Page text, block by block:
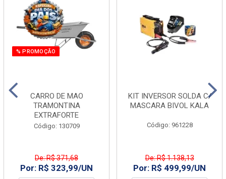
% PROMOÇÃO
CARRO DE MAO
TRAMONTINA
EXTRAFORTE
Código: 130709
De: R$ 371,68
Por: R$ 323,99/UN
KIT INVERSOR SOLDA C/
MASCARA BIVOL KALA
Código: 961228
De: R$ 1.138,13
Por: R$ 499,99/UN